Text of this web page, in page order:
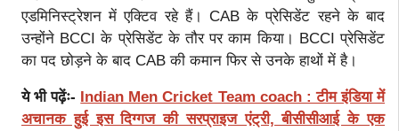
एडमिनिस्ट्रेशन में एक्टिव रहे हैं। CAB के प्रेसिडेंट रहने के बाद
उन्होंने BCCI के प्रेसिडेंट के तौर पर काम किया। BCCI प्रेसिडेंट
का पद छोड़ने के बाद CAB की कमान फिर से उनके हाथों में है।
ये भी पढ़ेंः- Indian Men Cricket Team coach : टीम इंडिया में
अचानक हुई इस दिग्गज की सरप्राइज एंट्री, बीसीसीआई के एक